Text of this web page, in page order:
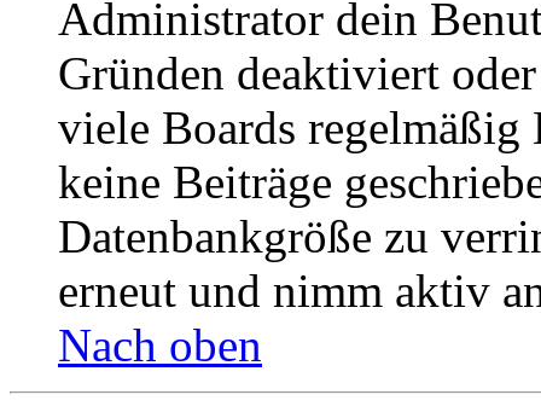
Administrator dein
Gründen deaktiviert
viele Boards
keine Beiträge
Datenbankgröße zu
erneut und nimm aktiv
Nach oben